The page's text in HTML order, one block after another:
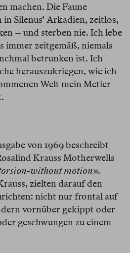
machen. Die Faune
Silenus’ Arkadien, zeitlos,
– und sterben nie. Ich lebe
immer zeitgemäß, niemals
betrunken ist. Ich
herauszukriegen, wie ich
Welt mein Metier
von 1969 beschreibt
Krauss Motherwells
without motion».
zielten darauf den
nicht nur frontal auf
vornüber gekippt oder
geschwungen zu einem